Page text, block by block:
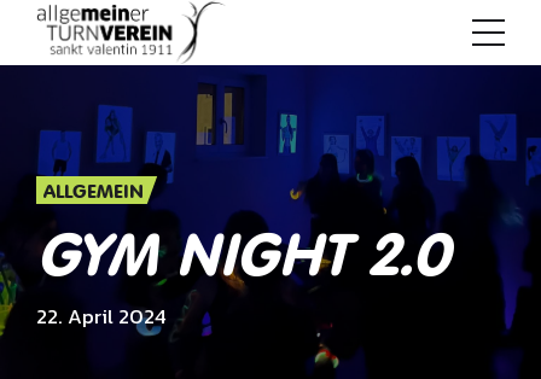
ALLGEMEIN
GYM NIGHT 2.0
22. April 2024